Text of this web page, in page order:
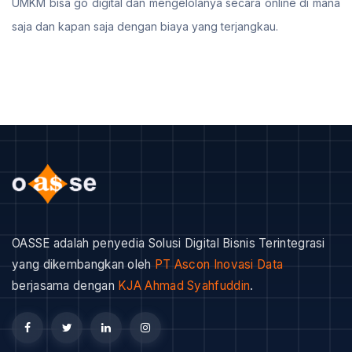
UMKM bisa go digital dan mengelolanya secara online di mana
saja dan kapan saja dengan biaya yang terjangkau.
OASSE adalah penyedia Solusi Digital Bisnis Terintegrasi
yang dikembangkan oleh PT Ascon Inovasi Data
berjasama dengan KJA Ahmad Syahfuddin.